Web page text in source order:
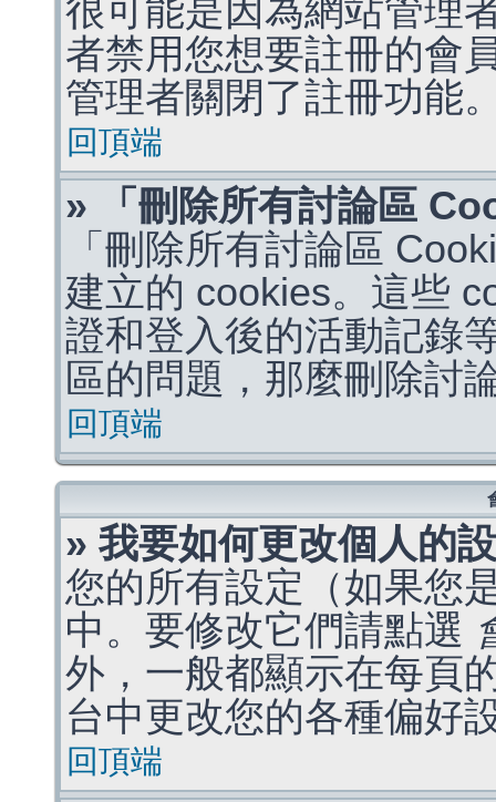
很可能是因為網站管理
者禁用您想要註冊的會
管理者關閉了註冊功能
回頂端
» 「刪除所有討論區
「刪除所有討論區
建立的 cookies。這些
證和登入後的活動記錄
區的問題，那麼刪除討
回頂端
» 我要如何更改個人的
您的所有設定（如果您
中。要修改它們請點選
外，一般都顯示在每頁
台中更改您的各種偏好
回頂端